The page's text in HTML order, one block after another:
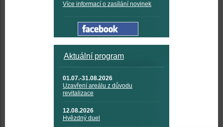
Více informací o zasílání novinek
Aktuální program
01.07.-31.08.2026
Uzavření areálu z důvodu
revitalizace
12.08.2026
Hvězdný duel